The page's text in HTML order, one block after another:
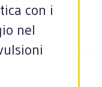
con i
nel